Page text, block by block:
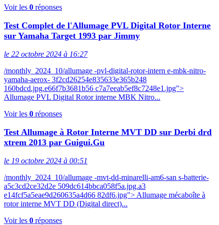
Voir les 0 réponses
Test Complet de l'Allumage PVL Digital Rotor Interne
sur Yamaha Target 1993 par Jimmy
le 22 octobre 2024 à 16:27
/monthly_2024_10/allumage -pvl-digital-rotor-intern e-mbk-nitro-
yamaha-aerox- 3f2cd26254e835633e365b248
160bdcd.jpg.e66f7b3681b56 c7a7eeab5ef8c7248e1.jpg">
Allumage PVL Digital Rotor interne MBK Nitro...
Voir les 0 réponses
Test Allumage à Rotor Interne MVT DD sur Derbi drd
xtrem 2013 par Guigui.Gu
le 19 octobre 2024 à 00:51
/monthly_2024_10/allumage -mvt-dd-minarelli-am6-san s-batterie-
a5c3cd2ce32d2e 509dc614bbca058f5a.jpg.a3
e14fcf5a5eae9d260635a4d66 82df6.jpg"> Allumage mécaboîte à
rotor interne MVT DD (Digital direct)...
Voir les 0 réponses